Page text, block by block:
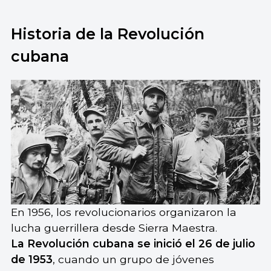
del continente.
Historia de la Revolución
cubana
En 1956, los revolucionarios organizaron la
lucha guerrillera desde Sierra Maestra.
La Revolución cubana se inició el 26 de julio
de 1953, cuando un grupo de jóvenes